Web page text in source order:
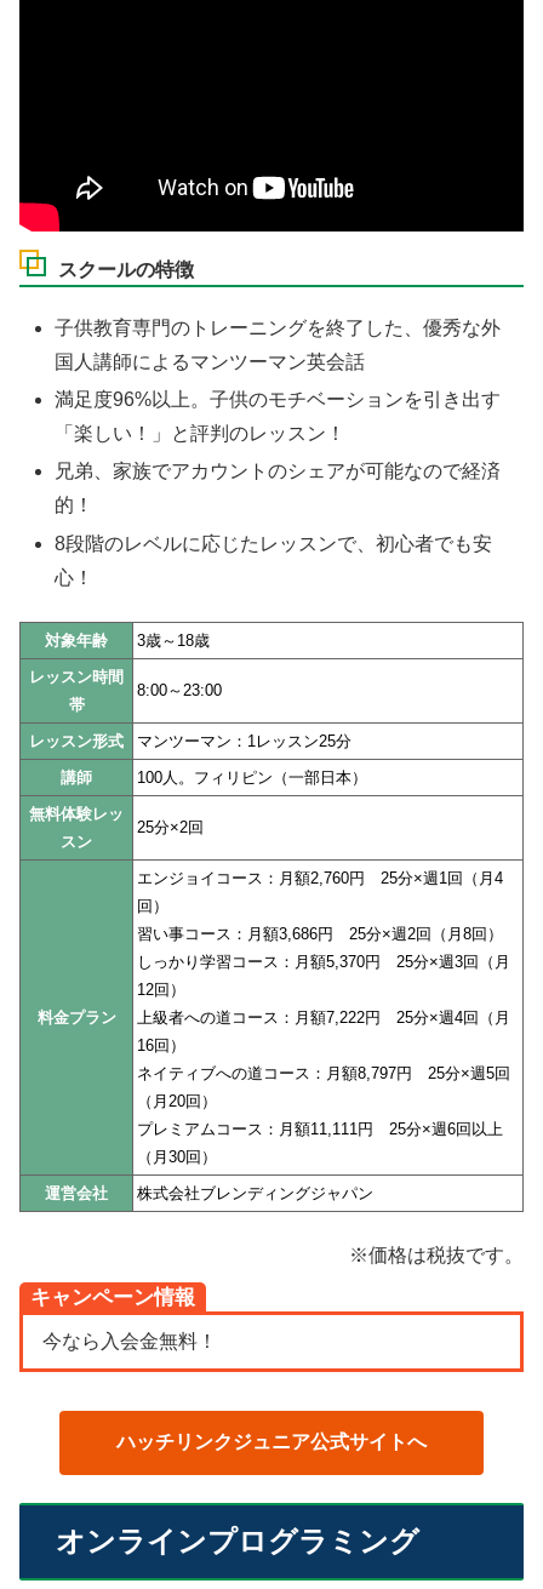
スクールの特徴
子供教育専門のトレーニングを終了した、優秀な外
国人講師によるマンツーマン英会話
満足度96%以上。子供のモチベーションを引き出す
「楽しい！」と評判のレッスン！
兄弟、家族でアカウントのシェアが可能なので経済
的！
8段階のレベルに応じたレッスンで、初心者でも安
心！
対象年齢
3歳～18歳
レッスン時間
帯
8:00～23:00
レッスン形式
マンツーマン：1レッスン25分
講師
100人。フィリピン（一部日本）
無料体験レッ
スン
25分×2回
料金プラン
エンジョイコース：月額2,760円 25分×週1回（月4
回）
習い事コース：月額3,686円 25分×週2回（月8回）
しっかり学習コース：月額5,370円 25分×週3回（月
12回）
上級者への道コース：月額7,222円 25分×週4回（月
16回）
ネイティブへの道コース：月額8,797円 25分×週5回
（月20回）
プレミアムコース：月額11,111円 25分×週6回以上
（月30回）
運営会社
株式会社ブレンディングジャパン
※価格は税抜です。
キャンペーン情報
今なら入会金無料！
ハッチリンクジュニア公式サイトへ
オンラインプログラミング